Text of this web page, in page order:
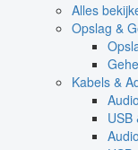
Alles
Opslag &
Kabels &
USB